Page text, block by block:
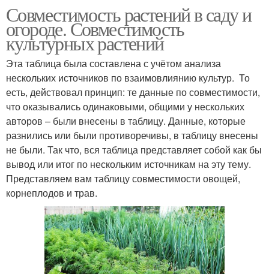
Совместимость растений в саду и
огороде. Совместимость
культурных растений
Эта таблица была составлена с учётом анализа
нескольких источников по взаимовлиянию культур. То
есть, действовал принцип: те данные по совместимости,
что оказывались одинаковыми, общими у нескольких
авторов – были внесены в таблицу. Данные, которые
разнились или были противоречивы, в таблицу внесены
не были. Так что, вся таблица представляет собой как бы
вывод или итог по нескольким источникам на эту тему.
Представляем вам таблицу совместимости овощей,
корнеплодов и трав.